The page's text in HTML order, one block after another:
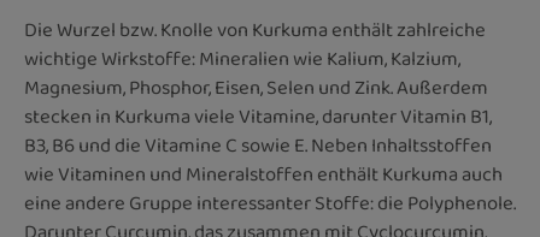
Die Wurzel bzw. Knolle von Kurkuma enthält zahlreiche
wichtige Wirkstoffe: Mineralien wie Kalium, Kalzium,
Magnesium, Phosphor, Eisen, Selen und Zink. Außerdem
stecken in Kurkuma viele Vitamine, darunter Vitamin B1,
B3, B6 und die Vitamine C sowie E. Neben Inhaltsstoffen
wie Vitaminen und Mineralstoffen enthält Kurkuma auch
eine andere Gruppe interessanter Stoffe: die Polyphenole.